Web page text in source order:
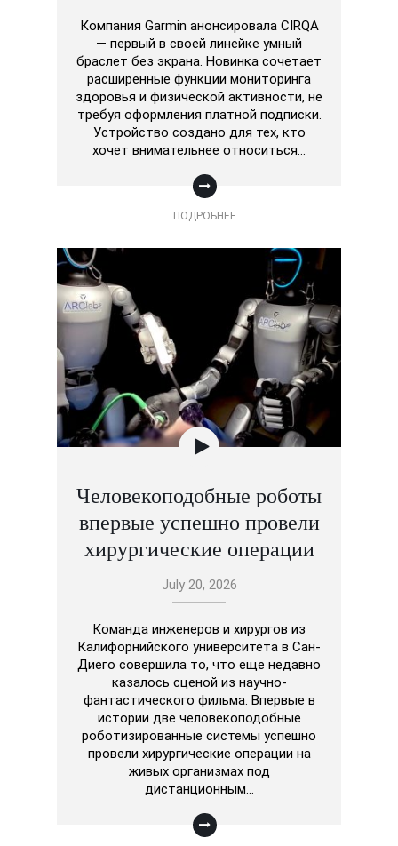
Компания Garmin анонсировала CIRQA
— первый в своей линейке умный
браслет без экрана. Новинка сочетает
расширенные функции мониторинга
здоровья и физической активности, не
требуя оформления платной подписки.
Устройство создано для тех, кто
хочет внимательнее относиться…
ПОДРОБНЕЕ
Человекоподобные роботы
впервые успешно провели
хирургические операции
July 20, 2026
Команда инженеров и хирургов из
Калифорнийского университета в Сан-
Диего совершила то, что еще недавно
казалось сценой из научно-
фантастического фильма. Впервые в
истории две человекоподобные
роботизированные системы успешно
провели хирургические операции на
живых организмах под
дистанционным…